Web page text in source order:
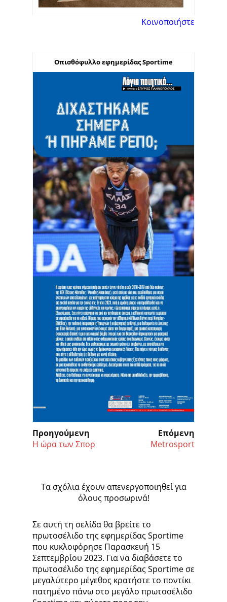
Κοινοποιήστε
Οπισθόφυλλο εφημερίδας Sportime
Προηγούμενη
Η ώρα των Σπορ
Επόμενη
Metrosport
Τα σχόλια έχουν απενεργοποιηθεί για
όλους προσωρινά!
Σε αυτή τη σελίδα θα βρείτε το
πρωτοσέλιδο της εφημερίδας Sportime
που κυκλοφόρησε Παρασκευή 15
Σεπτεμβρίου 2023. Για να διαβάσετε το
πρωτοσέλιδο της εφημερίδας Sportime σε
μεγαλύτερο μέγεθος κρατήστε το ποντίκι
πατημένο πάνω στο μεγάλο πρωτοσέλιδο